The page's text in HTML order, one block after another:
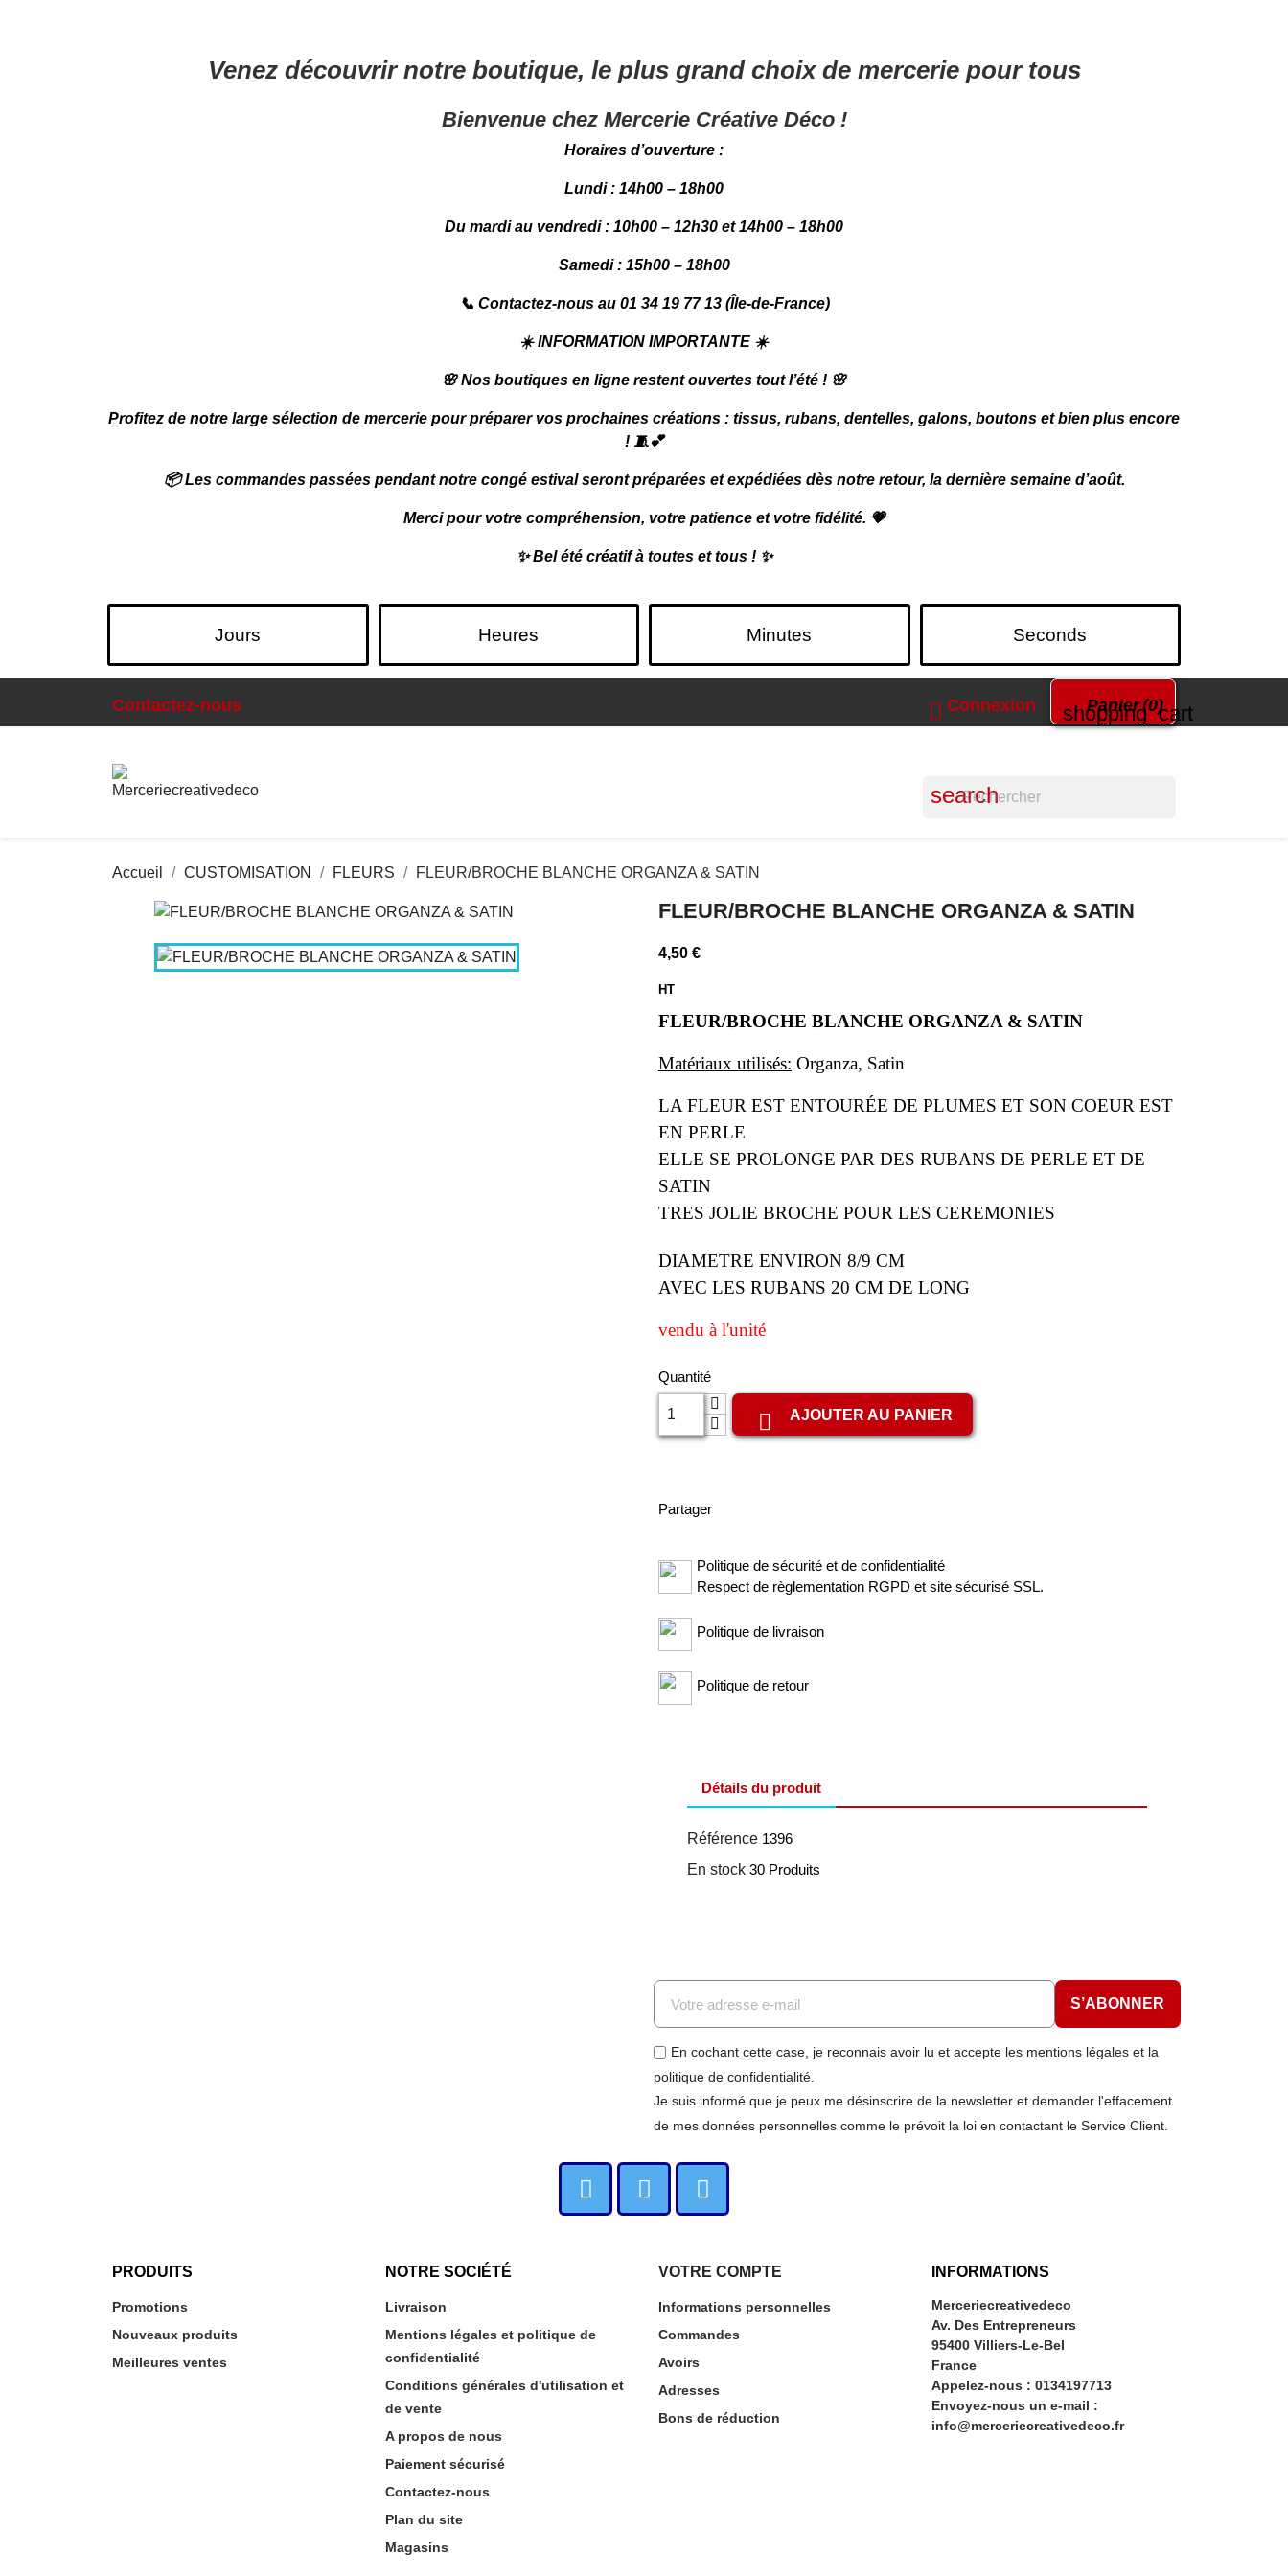
Venez découvrir notre boutique, le plus grand choix de mercerie pour tous
Bienvenue chez Mercerie Créative Déco !
Horaires d’ouverture :
Lundi : 14h00 – 18h00
Du mardi au vendredi : 10h00 – 12h30 et 14h00 – 18h00
Samedi : 15h00 – 18h00
📞 Contactez-nous au 01 34 19 77 13 (Île-de-France)
☀️INFORMATION IMPORTANTE ☀️
🌸Nos boutiques en ligne restent ouvertes tout l’été ! 🌸
Profitez de notre large sélection de mercerie pour préparer vos prochaines créations : tissus, rubans, dentelles, galons, boutons et bien plus encore
! 🧵💕
📦Les commandes passées pendant notre congé estival seront préparées et expédiées dès notre retour, la dernière semaine d’août.
Merci pour votre compréhension, votre patience et votre fidélité. 💗
✨Bel été créatif à toutes et tous !✨
Jours Heures Minutes Seconds
Contactez-nous  Connexion shopping_cart
Panier(0)
search
Accueil CUSTOMISATION FLEURS FLEUR/BROCHE BLANCHE ORGANZA & SATIN
FLEUR/BROCHE BLANCHE ORGANZA & SATIN
4,50 €
HT
FLEUR/BROCHE BLANCHE ORGANZA & SATIN
Matériaux utilisés: Organza, Satin
LA FLEUR EST ENTOURÉE DE PLUMES ET SON COEUR EST
EN PERLE
ELLE SE PROLONGE PAR DES RUBANS DE PERLE ET DE
SATIN
TRES JOLIE BROCHE POUR LES CEREMONIES
DIAMETRE ENVIRON 8/9 CM
AVEC LES RUBANS 20 CM DE LONG
vendu à l'unité
Quantité
 AJOUTER AU PANIER
Partager
Politique de sécurité et de confidentialité
Respect de règlementation RGPD et site sécurisé SSL.
Politique de livraison
Politique de retour
Détails du produit
Référence 1396
En stock 30 Produits
S’ABONNER
En cochant cette case, je reconnais avoir lu et accepte les mentions légales et la
politique de confidentialité.
Je suis informé que je peux me désinscrire de la newsletter et demander l'effacement
de mes données personnelles comme le prévoit la loi en contactant le Service Client.
PRODUITS
Promotions
Nouveaux produits
Meilleures ventes
NOTRE SOCIÉTÉ
Livraison
Mentions légales et politique de
confidentialité
Conditions générales d'utilisation et
de vente
A propos de nous
Paiement sécurisé
Contactez-nous
Plan du site
Magasins
VOTRE COMPTE
Informations personnelles
Commandes
Avoirs
Adresses
Bons de réduction
INFORMATIONS
Merceriecreativedeco
Av. Des Entrepreneurs
95400 Villiers-Le-Bel
France
Appelez-nous : 0134197713
Envoyez-nous un e-mail :
info@merceriecreativedeco.fr